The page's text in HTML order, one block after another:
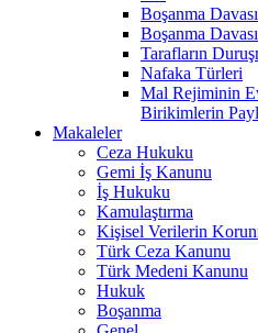
Boşanma
Boşanma
Tarafların
Nafaka Türleri
Mal Rejiminin
Birikimlerin
Makaleler
Ceza Hukuku
Gemi İş Kanunu
İş Hukuku
Kamulaştırma
Kişisel Verilerin
Türk Ceza Kanunu
Türk Medeni Kanunu
Hukuk
Boşanma